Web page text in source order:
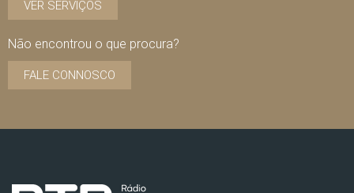
VER SERVIÇOS
Não encontrou o que procura?
FALE CONNOSCO